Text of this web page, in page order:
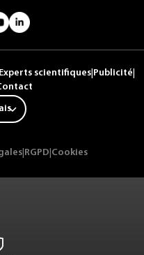
Experts scientifiques Publicité
RGPD Cookies